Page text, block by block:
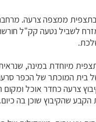
לשביל נטעה קק"ל
מיוחדת במינה,
בית המוכתר של הכפר
צרעה כחדר אוכל
הקבע שהקיבוץ שוכן בה